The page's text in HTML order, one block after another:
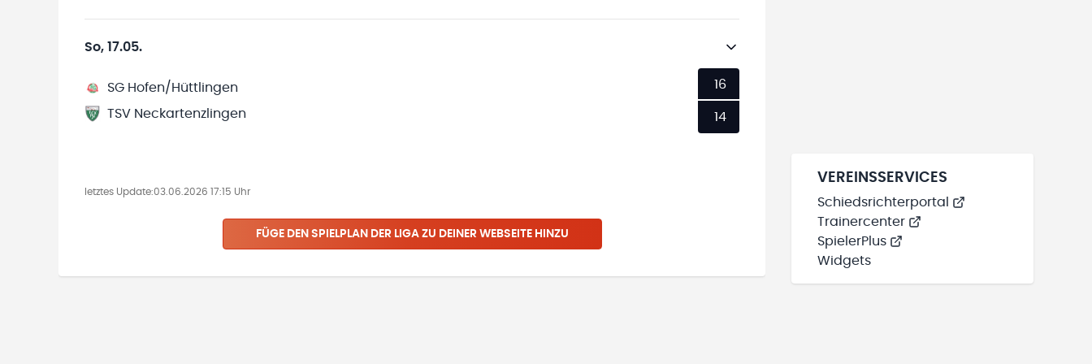
So, 17.05.
SG Hofen/Hüttlingen
TSV Neckartenzlingen
16
14
letztes Update:03.06.2026 17:15 Uhr
FÜGE DEN SPIELPLAN DER LIGA ZU DEINER WEBSEITE HINZU
VEREINSSERVICES
Schiedsrichterportal
Trainercenter
SpielerPlus
Widgets